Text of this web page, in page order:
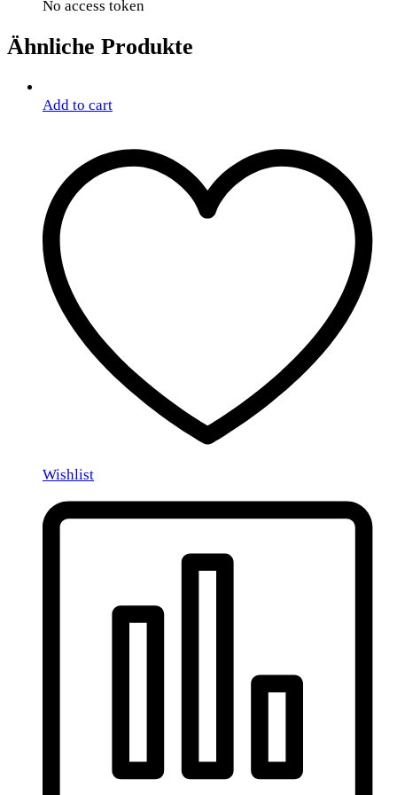
No access token
Ähnliche Produkte
Add to cart
Wishlist